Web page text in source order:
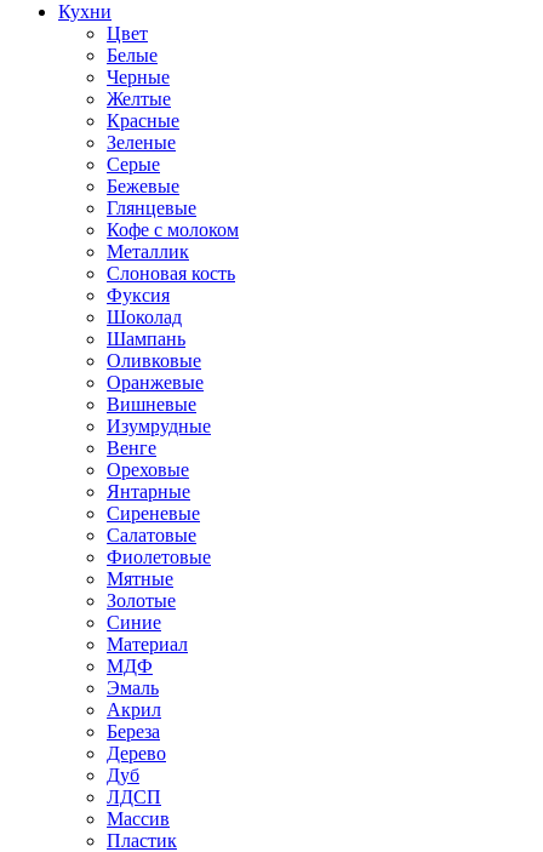
Кухни
Цвет
Белые
Черные
Желтые
Красные
Зеленые
Серые
Бежевые
Глянцевые
Кофе с молоком
Металлик
Слоновая кость
Фуксия
Шоколад
Шампань
Оливковые
Оранжевые
Вишневые
Изумрудные
Венге
Ореховые
Янтарные
Сиреневые
Салатовые
Фиолетовые
Мятные
Золотые
Синие
Материал
МДФ
Эмаль
Акрил
Береза
Дерево
Дуб
ЛДСП
Массив
Пластик